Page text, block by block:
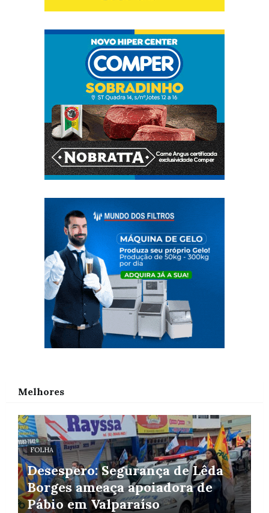
Melhores
FOLHA
Desespero: Segurança de Lêda
Borges ameaça apoiadora de
Pábio em Valparaíso